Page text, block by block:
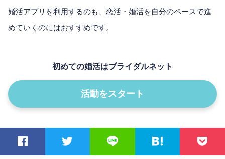
婚活アプリを利用するのも、恋活・婚活を自分のペースで進
めていくのにはおすすめです。
初めての婚活はブライダルネット
活動をスタート